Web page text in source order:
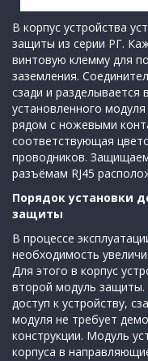
В корпус устройства
защиты из серии РГ.
винтовую клемму для
заземления.
сзади и
установленного
рядом с ножевыми
соответствующая
проводников.
разъёмам RJ45
Порядок установки
защиты
В процессе
необходимость
Для этого в корпус
второй модуль защиты.
доступ к устройству,
модуля не требует
конструкции. Модуль
корпуса в